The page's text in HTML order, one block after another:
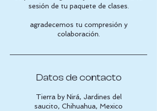
sesión de tu paquete de clases.
agradecemos tu compresión y
colaboración.
Datos de contacto
Tierra by Nirá, Jardines del
saucito, Chihuahua, Mexico